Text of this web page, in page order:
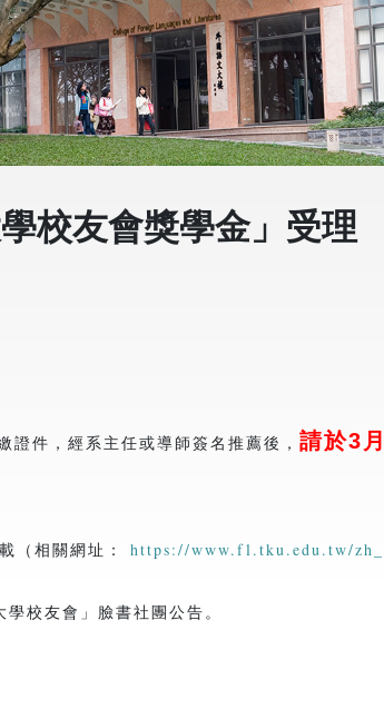
校友會獎學⾦」受理
件，經系主任或導師簽名推薦後， 請於3
（相關網址： https://www.fl.tku.edu.tw/
校友會」臉書社團公告。